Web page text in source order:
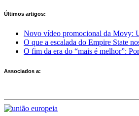
Últimos artigos:
Novo vídeo promocional da Movy:
O que a escalada do Empire State
O fim da era do “mais é melhor”:
Associados a: